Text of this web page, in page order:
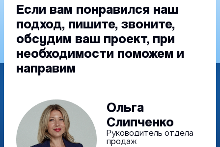
Если вам понравился наш
подход, пишите, звоните,
обсудим ваш проект, при
необходимости поможем и
направим
Ольга
Слипченко
Руководитель отдела
продаж